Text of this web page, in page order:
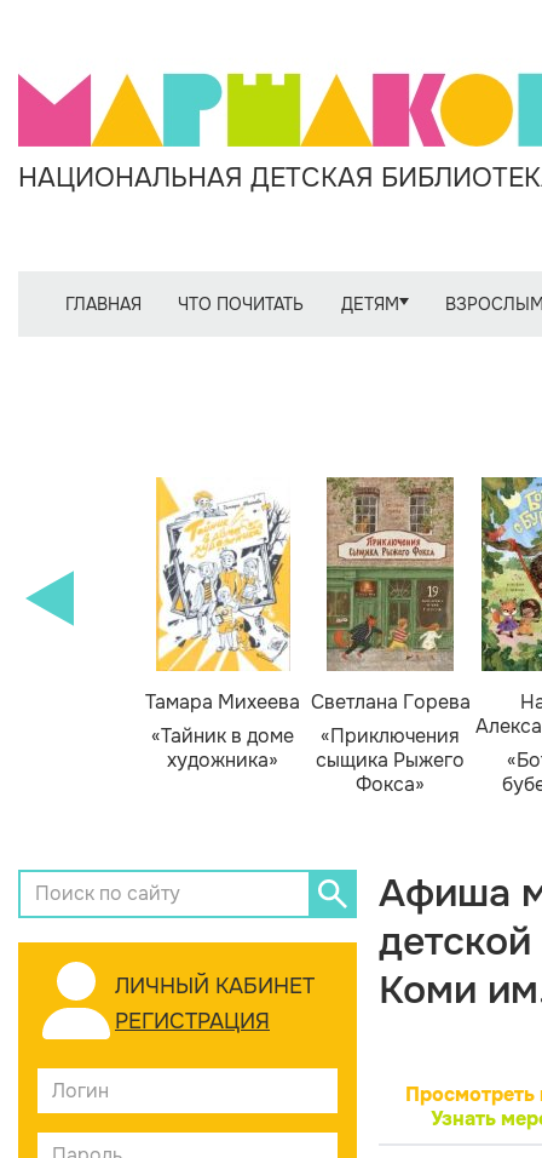
НАЦИОНАЛЬНАЯ ДЕТСКАЯ
ГЛАВНАЯ ЧТО ПОЧИТАТЬ ДЕТЯМ
Тамара Михеева
«Тайник в доме
художника»
Светлана Горева
«Приключения
сыщика Рыжего
Фокса»
ЛИЧНЫЙ КАБИНЕТ
РЕГИСТРАЦИЯ
Афиша
Коми
Просмотреть
Узнать